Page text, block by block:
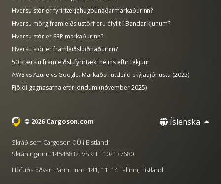
Hversu stór er fyrirtækjahugbúnaðarmarkaðurinn?
Hversu mörg framleiðslustörf eru ófyllt í Bandaríkjunum?
Hversu stór er ERP markaðurinn?
Hversu stór er framleiðsluiðnaðurinn?
50 stærstu framleiðslufyrirtæki heims eftir tekjum
AWS vs Azure vs Google: Markaðshlutdeild skýjaþjónustu (2025)
Fjöldi gagnasafna eftir löndum (nóvember 2025)
© 2026 Cargoson.com Íslenska
Skráð sem Cargoson OÜ í Eistlandi.
Skráningarnr: 14545832. VSK: EE102137680.
Höfuðstöðvar: Pärnu mnt. 141, 11314 Tallinn, Eistland